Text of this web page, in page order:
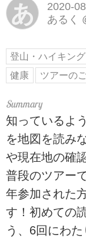
あ
2020-
あるく
登山・ハイキング
健康
ツアーの
知っているよ
を地図を読み
や現在地の確
普段のツアー
年参加された
す！初めての
う、6回にわ